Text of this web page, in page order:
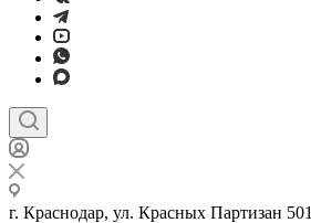
г. Краснодар, ул. Красных Партизан 501